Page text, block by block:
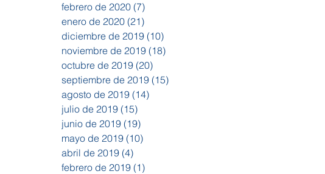
febrero de 2020 (7)
enero de 2020 (21)
diciembre de 2019 (10)
noviembre de 2019 (18)
octubre de 2019 (20)
septiembre de 2019 (15)
agosto de 2019 (14)
julio de 2019 (15)
junio de 2019 (19)
mayo de 2019 (10)
abril de 2019 (4)
febrero de 2019 (1)